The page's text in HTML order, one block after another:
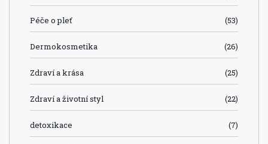
Péče o pleť (53)
Dermokosmetika (26)
Zdraví a krása (25)
Zdraví a životní styl (22)
detoxikace (7)